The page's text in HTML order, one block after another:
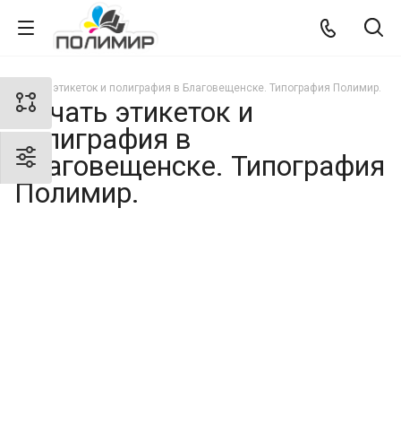
Печать этикеток и полиграфия в Благовещенске. Типография Полимир.
Печать этикеток и
полиграфия в
Благовещенске. Типография
Полимир.